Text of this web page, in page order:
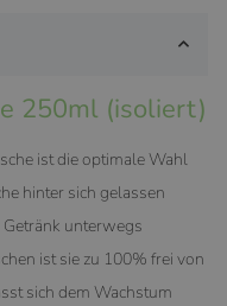
250ml (isoliert)
ist die optimale Wahl
hinter sich gelassen
unterwegs
ist sie zu 100% frei von
sich dem Wachstum